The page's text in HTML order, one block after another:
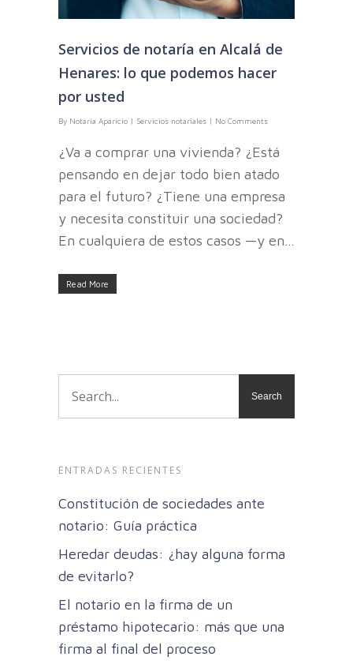
Servicios de notaría en Alcalá de
Henares: lo que podemos hacer
por usted
By Notaría Aparicio | Servicios notariales | No Comments
¿Va a comprar una vivienda? ¿Está
pensando en dejar todo bien atado
para el futuro? ¿Tiene una empresa
y necesita constituir una sociedad?
En cualquiera de estos casos —y en…
Read More
ENTRADAS RECIENTES
Constitución de sociedades ante
notario: Guía práctica
Heredar deudas: ¿hay alguna forma
de evitarlo?
El notario en la firma de un
préstamo hipotecario: más que una
firma al final del proceso